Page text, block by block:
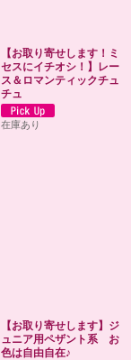
【お取り寄せします！ミ
セスにイチオシ！】レー
ス＆ロマンティックチュ
チュ
在庫あり
【お取り寄せします】ジ
ュニア用ペザント系 お
色は自由自在♪